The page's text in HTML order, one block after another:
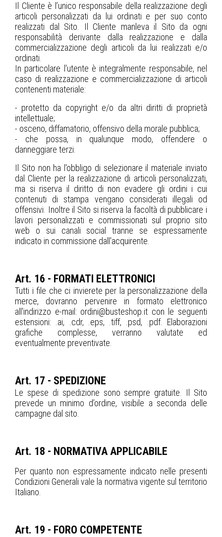
Il Cliente è l’unico responsabile della realizzazione degli
articoli personalizzati da lui ordinati e per suo conto
realizzati dal Sito. Il Cliente manleva il Sito da ogni
responsabilità derivante dalla realizzazione e dalla
commercializzazione degli articoli da lui realizzati e/o
ordinati.
In particolare l'utente è integralmente responsabile, nel
caso di realizzazione e commercializzazione di articoli
contenenti materiale:
- protetto da copyright e/o da altri diritti di proprietà
intellettuale;
- osceno, diffamatorio, offensivo della morale pubblica;
- che possa, in qualunque modo, offendere o
danneggiare terzi.
Il Sito non ha l'obbligo di selezionare il materiale inviato
dal Cliente per la realizzazione di articoli personalizzati,
ma si riserva il diritto di non evadere gli ordini i cui
contenuti di stampa vengano considerati illegali od
offensivi. Inoltre il Sito si riserva la facoltà di pubblicare i
lavori personalizzati e commissionati sul proprio sito
web o sui canali social tranne se espressamente
indicato in commissione dall'acquirente.
Art. 16 - FORMATI ELETTRONICI
Tutti i file che ci invierete per la personalizzazione della
merce, dovranno pervenire in formato elettronico
all'indirizzo e-mail: ordini@busteshop.it con le seguenti
estensioni: .ai, .cdr, .eps, .tiff, .psd, .pdf. Elaborazioni
grafiche complesse, verranno valutate ed
eventualmente preventivate.
Art. 17 - SPEDIZIONE
Le spese di spedizione sono sempre gratuite. Il Sito
prevede un minimo d’ordine, visibile a seconda delle
campagne dal sito.
Art. 18 - NORMATIVA APPLICABILE
Per quanto non espressamente indicato nelle presenti
Condizioni Generali vale la normativa vigente sul territorio
Italiano.
Art. 19 - FORO COMPETENTE